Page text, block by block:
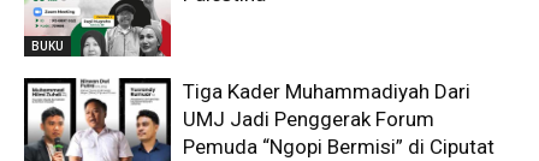
BUKU
Tiga Kader Muhammadiyah Dari
UMJ Jadi Penggerak Forum
Pemuda “Ngopi Bermisi” di Ciputat